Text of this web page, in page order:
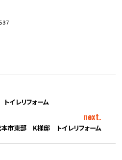
イレリフォーム
next.
市東部 K様邸 トイレリフォーム